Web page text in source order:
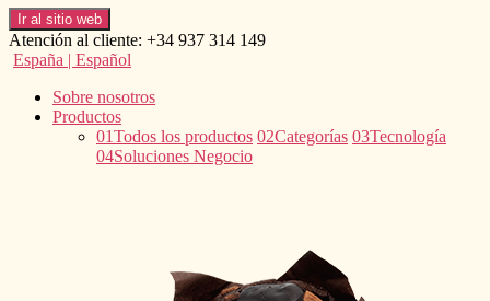
Ir al sitio web
Atención al cliente: +34 937 314 149
España | Español
Sobre nosotros
Productos
01Todos los productos 02Categorías 03Tecnología
04Soluciones Negocio